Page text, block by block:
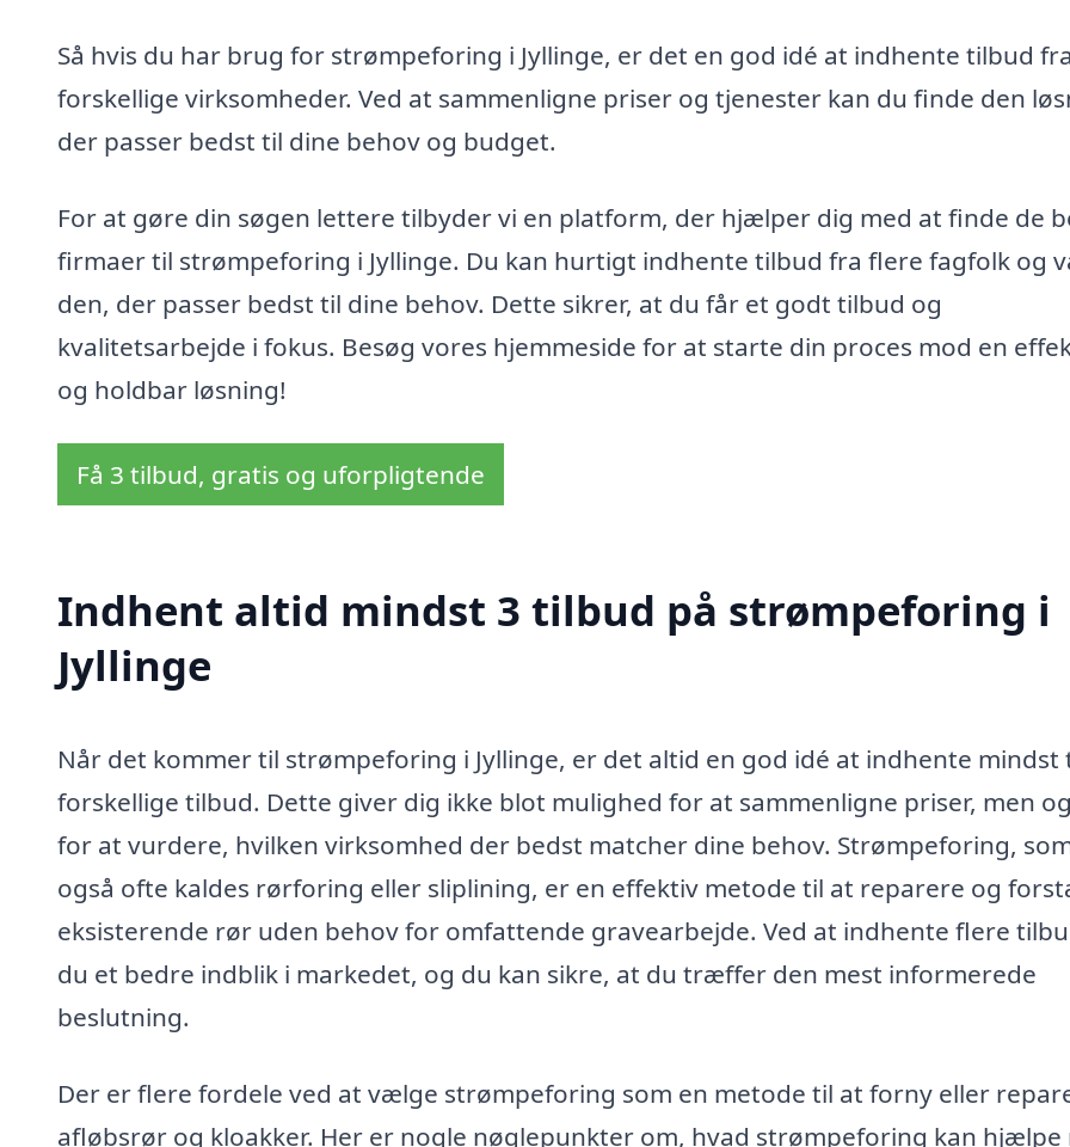
Så hvis du har brug for strømpeforing i Jyllinge, er det en god idé at indhente tilbud
forskellige virksomheder. Ved at sammenligne priser og tjenester kan du finde den
der passer bedst til dine behov og budget.
For at gøre din søgen lettere tilbyder vi en platform, der hjælper dig med at finde de
firmaer til strømpeforing i Jyllinge. Du kan hurtigt indhente tilbud fra flere fagfolk og
den, der passer bedst til dine behov. Dette sikrer, at du får et godt tilbud og
kvalitetsarbejde i fokus. Besøg vores hjemmeside for at starte din proces mod en
og holdbar løsning!
Få 3 tilbud, gratis og uforpligtende
Indhent altid mindst 3 tilbud på strømpeforing i
Jyllinge
Når det kommer til strømpeforing i Jyllinge, er det altid en god idé at indhente mindst
forskellige tilbud. Dette giver dig ikke blot mulighed for at sammenligne priser, men
for at vurdere, hvilken virksomhed der bedst matcher dine behov. Strømpeforing,
også ofte kaldes rørforing eller sliplining, er en effektiv metode til at reparere og
eksisterende rør uden behov for omfattende gravearbejde. Ved at indhente flere
du et bedre indblik i markedet, og du kan sikre, at du træffer den mest informerede
beslutning.
Der er flere fordele ved at vælge strømpeforing som en metode til at forny eller
afløbsrør og kloakker. Her er nogle nøglepunkter om, hvad strømpeforing kan hjælpe